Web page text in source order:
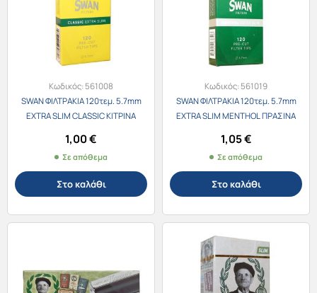
Κωδικός:561008
SWAN ΦΙΛΤΡΑΚΙΑ 120τεμ. 5.7mm
EXTRA SLIM CLASSIC ΚΙΤΡΙΝΑ
1,00€
Σε απόθεμα
Στο καλάθι
Κωδικός:561019
SWAN ΦΙΛΤΡΑΚΙΑ 120τεμ. 5.7mm
EXTRA SLIM MENTHOL ΠΡΑΣΙΝΑ
1,05€
Σε απόθεμα
Στο καλάθι